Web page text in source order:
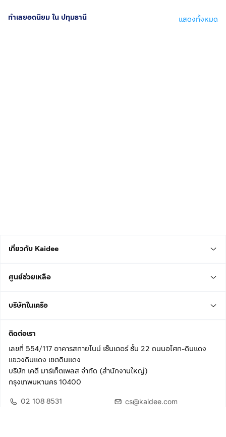
ทำเลยอดนิยม ใน ปทุมธานี แสดงทั้งหมด
เกี่ยวกับ Kaidee
ศูนย์ช่วยเหลือ
บริษัทในเครือ
ติดต่อเรา
เลขที่ 554/117 อาคารสกายไนน์ เซ็นเตอร์ ชั้น 22 ถนนอโศก-ดินแดง
แขวงดินแดง เขตดินแดง
บริษัท เคดี มาร์เก็ตเพลส จำกัด (สำนักงานใหญ่)
กรุงเทพมหานคร 10400
02 108 8531
cs@kaidee.com